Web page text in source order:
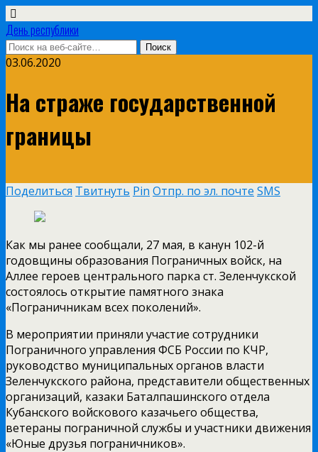
День республики
03.06.2020
На страже государственной
границы
Поделиться Твитнуть Pin Отпр. по эл. почте SMS
Как мы ранее сообщали, 27 мая, в канун 102-й
годовщины образования Пограничных войск, на
Аллее героев центрального парка ст. Зеленчукской
состоялось открытие памятного знака
«Пограничникам всех поколений».
В мероприятии приняли участие сотрудники
Пограничного управления ФСБ России по КЧР,
руководство муниципальных органов власти
Зеленчукского района, представители общественных
организаций, казаки Баталпашинского отдела
Кубанского войскового казачьего общества,
ветераны пограничной службы и участники движения
«Юные друзья пограничников».